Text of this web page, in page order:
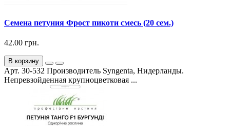
Семена петуния Фрост пикоти смесь (20 сем.)
42.00 грн.
В корзину
Арт. 30-532 Производитель Syngenta, Нидерланды.
Непревзойденная крупноцветковая ...